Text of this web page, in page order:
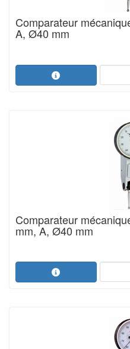
Comparateur
A, Ø40 mm
Comparateur
mm, A, Ø40 mm